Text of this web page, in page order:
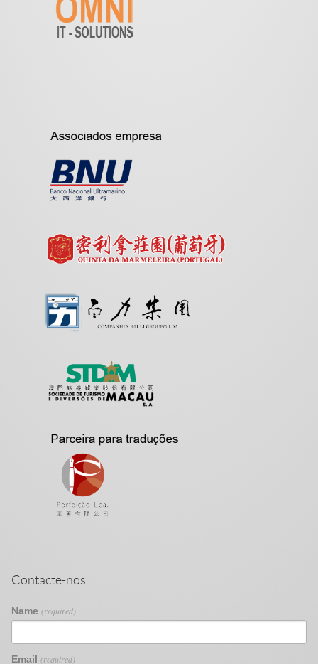
Contacte-nos
Name (required)
Email (required)